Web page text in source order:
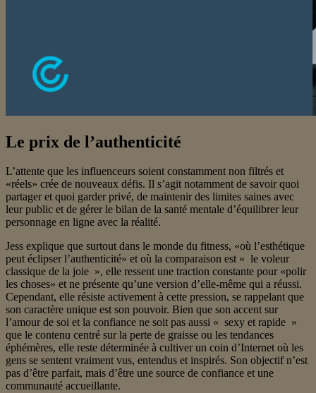
Le prix de l’authenticité
L’attente que les influenceurs soient constamment non filtrés et
«réels» crée de nouveaux défis. Il s’agit notamment de savoir quoi
partager et quoi garder privé, de maintenir des limites saines avec
leur public et de gérer le bilan de la santé mentale d’équilibrer leur
personnage en ligne avec la réalité.
Jess explique que surtout dans le monde du fitness, «où l’esthétique
peut éclipser l’authenticité» et où la comparaison est « le voleur
classique de la joie », elle ressent une traction constante pour «polir
les choses» et ne présente qu’une version d’elle-même qui a réussi.
Cependant, elle résiste activement à cette pression, se rappelant que
son caractère unique est son pouvoir. Bien que son accent sur
l’amour de soi et la confiance ne soit pas aussi « sexy et rapide »
que le contenu centré sur la perte de graisse ou les tendances
éphémères, elle reste déterminée à cultiver un coin d’Internet où les
gens se sentent vraiment vus, entendus et inspirés. Son objectif n’est
pas d’être parfait, mais d’être une source de confiance et une
communauté accueillante.